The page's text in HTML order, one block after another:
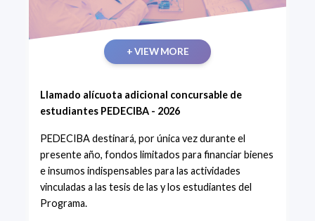
+ VIEW MORE
Llamado alícuota adicional concursable de
estudiantes PEDECIBA - 2026
PEDECIBA destinará, por única vez durante el
presente año, fondos limitados para financiar bienes
e insumos indispensables para las actividades
vinculadas a las tesis de las y los estudiantes del
Programa.